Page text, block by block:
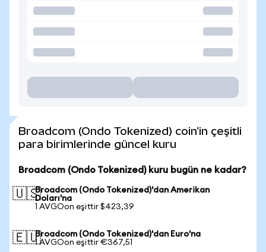
Broadcom (Ondo Tokenized) coin'in çeşitli
para birimlerinde güncel kuru
Broadcom (Ondo Tokenized) kuru bugün ne kadar?
🇺🇸Broadcom (Ondo Tokenized)'dan Amerikan
Doları'na
1 AVGOon eşittir $423,39
🇪🇺Broadcom (Ondo Tokenized)'dan Euro'na
1 AVGOon eşittir €367,51